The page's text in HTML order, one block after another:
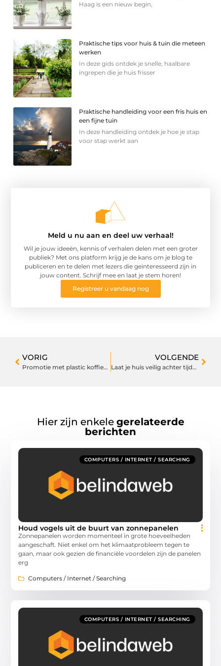
Haag is een nieuw begin,
Praktische tips voor huis & tuin die meteen
werken
In deze gids ontdek je snelle, haalbare
ingrepen die je huis frisser
Praktische handleiding voor een fris huis en
een fijne tuin
In deze handleiding ontdek je hoe je stap
voor stap werkt aan
Meld u nu aan en deel uw verhaal!
Wil je jouw ideeën, kennis of verhalen delen met een groter
publiek? Met ons platform krijg je de kans om je blog te
publiceren en te delen met lezers die geïnteresseerd zijn in
jouw content. Schrijf mee en laat je stem horen!
Registreer u vandaag nog
VORIG
Promotie met plastic koffiebekers
VOLGENDE
Laat je huis veilig achter tijdens de vakantie
Hier zijn enkele gerelateerde
berichten
COMPUTERS / INTERNET / SEARCHING
Houd vogels uit de buurt van zonnepanelen
Zonnepanelen worden momenteel in grote hoeveelheden
aangeschaft. Niet enkel om het klimaatprobleem tegen te
gaan, maar ook gezien de financiële voordelen zijn de panelen
erg
Computers / Internet / Searching
COMPUTERS / INTERNET / SEARCHING